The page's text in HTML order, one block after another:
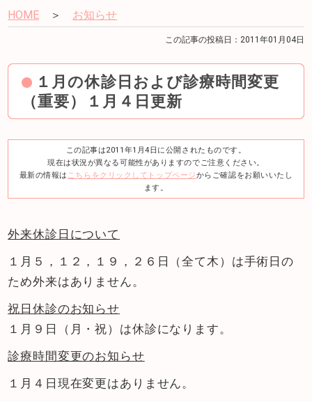
HOME ＞ お知らせ
この記事の投稿日：2011年01月04日
１月の休診日および診療時間変更
（重要）１月４日更新
この記事は2011年1月4日に公開されたものです。
現在は状況が異なる可能性がありますのでご注意ください。
最新の情報は こちらをクリックしてトップページからご確認をお願いいたし
ます。
外来休診日について
１月５，１２，１９，２６日（全て木）は手術日の
ため外来はありません。
祝日休診のお知らせ
１月９日（月・祝）は休診になります。
診療時間変更のお知らせ
１月４日現在変更はありません。